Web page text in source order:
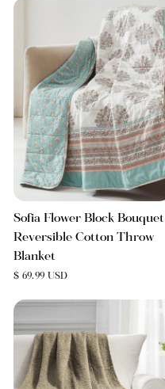
Sofia Flower Block Bouquet
Reversible Cotton Throw
Blanket
$ 69.99 USD